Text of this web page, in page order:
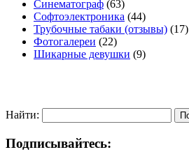
Синематограф (63)
Софтоэлектроника (44)
Трубочные табаки (отзывы) (17)
Фотогалереи (22)
Шикарные девушки (9)
Найти:
Подписывайтесь: